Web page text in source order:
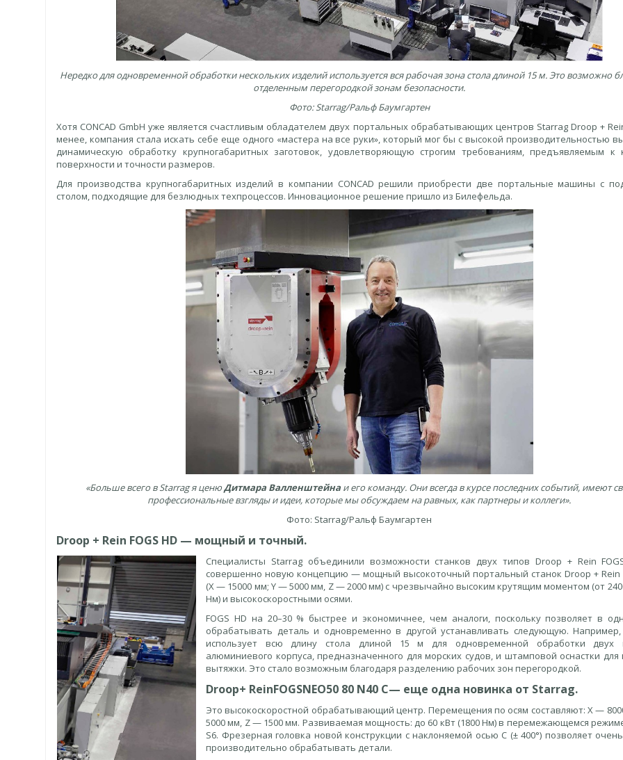
Нередко для одновременной обработки нескольких изделий используется вся рабочая зона стола длиной 15 м. Это возможно
отделенным перегородкой зонам безопасности.
Фото: Starrag/Ральф Баумгартен
Хотя CONCAD GmbH уже является счастливым обладателем двух портальных обрабатывающих центров Starrag Droop +
менее, компания стала искать себе еще одного «мастера на все руки», который мог бы с высокой производительностью
динамическую обработку крупногабаритных заготовок, удовлетворяющую строгим требованиям, предъявляемым к
поверхности и точности размеров.
Для производства крупногабаритных изделий в компании CONCAD решили приобрести две портальные машины с
столом, подходящие для безлюдных техпроцессов. Инновационное решение пришло из Билефельда.
«Больше всего в Starrag я ценюДитмара Валленштейнаи его команду. Они всегда в курсе последних событий, имеют
профессиональные взгляды и идеи, которые мы обсуждаем на равных, как партнеры и коллеги».
Фото: Starrag/Ральф Баумгартен
Droop + Rein FOGS HD — мощный и точный.
Специалисты Starrag объединили возможности станков двух типов Droop + Rein
совершенно новую концепцию — мощный высокоточный портальный станок Droop + Rein
(X — 15000 мм; Y — 5000 мм, Z — 2000 мм) с чрезвычайно высоким крутящим моментом (от
Нм) и высокоскоростными осями.
FOGS HD на 20–30 % быстрее и экономичнее, чем аналоги, поскольку позволяет в
обрабатывать деталь и одновременно в другой устанавливать следующую. Например,
использует всю длину стола длиной 15 м для одновременной обработки двух
алюминиевого корпуса, предназначенного для морских судов, и штамповой оснастки для
вытяжки. Это стало возможным благодаря разделению рабочих зон перегородкой.
Droop+ ReinFOGSNEO50 80 N40 C— еще одна новинка от Starrag.
Это высокоскоростной обрабатывающий центр. Перемещения по осям составляют: X —
5000 мм, Z — 1500 мм. Развиваемая мощность: до 60 кВт (1800 Нм) в перемежающемся
S6. Фрезерная головка новой конструкции с наклоняемой осью C (± 400°) позволяет
производительно обрабатывать детали.